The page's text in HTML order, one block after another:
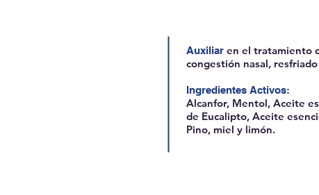
Auxiliar en el tratamiento
congestión nasal,
Ingredientes Activos:
Alcanfor, Mentol, Aceite
de Eucalipto, Aceite
Pino, miel y limón.